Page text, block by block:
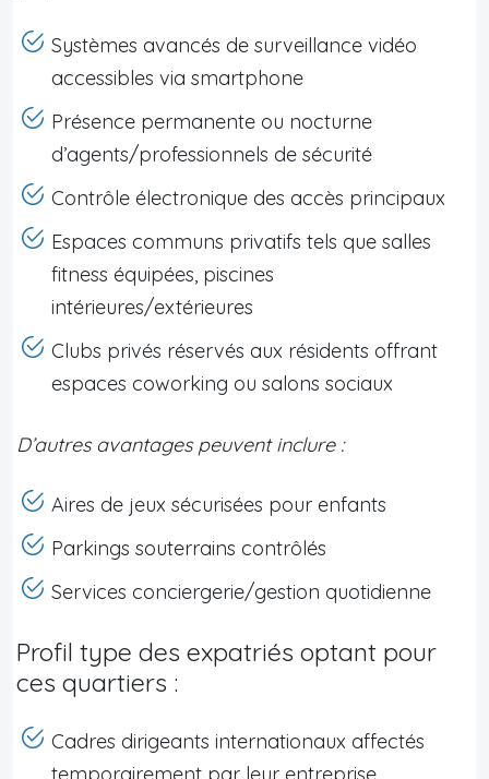
Systèmes avancés de surveillance vidéo
accessibles via smartphone
Présence permanente ou nocturne
d’agents/professionnels de sécurité
Contrôle électronique des accès principaux
Espaces communs privatifs tels que salles
fitness équipées, piscines
intérieures/extérieures
Clubs privés réservés aux résidents offrant
espaces coworking ou salons sociaux
D’autres avantages peuvent inclure :
Aires de jeux sécurisées pour enfants
Parkings souterrains contrôlés
Services conciergerie/gestion quotidienne
Profil type des expatriés optant pour
ces quartiers :
Cadres dirigeants internationaux affectés